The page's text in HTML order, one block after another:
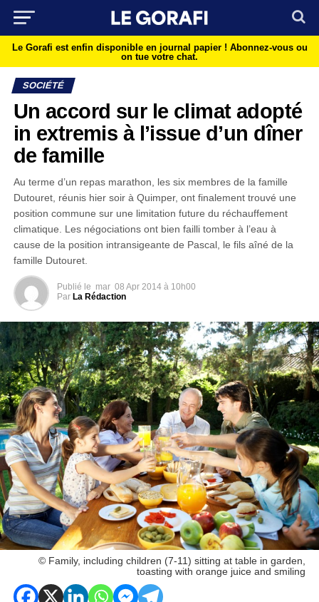
Le Gorafi est enfin disponible en journal papier ! Abonnez-vous ou
on tue votre chat.
SOCIÉTÉ
Un accord sur le climat adopté
in extremis à l’issue d’un dîner
de famille
Au terme d’un repas marathon, les six membres de la famille
Dutouret, réunis hier soir à Quimper, ont finalement trouvé une
position commune sur une limitation future du réchauffement
climatique. Les négociations ont bien failli tomber à l’eau à
cause de la position intransigeante de Pascal, le fils aîné de la
famille Dutouret.
Publié le mar 08 Apr 2014 à 10h00
Par La Rédaction
© Family, including children (7-11) sitting at table in garden,
toasting with orange juice and smiling